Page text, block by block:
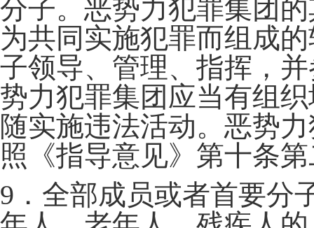
分子。恶势力犯罪集团
为共同实施犯罪而组成
子领导、管理、指挥，
势力犯罪集团应当有组
随实施违法活动。恶势
照《指导意见》第十条
9．全部成员或者首要分